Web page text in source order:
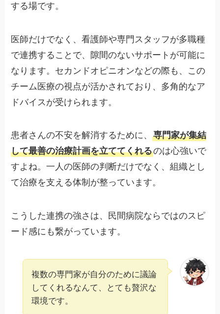
する場です。
医師だけでなく、看護師や専門スタッフが多職種
で連携することで、隙間のないサポートが可能に
なります。セカンドオピニオンなどの際も、この
チーム医療の視点が活かされており、多角的なア
ドバイスが受けられます。
患者さんの不安を解消するために、専門家が集結
して最善の治療計画を立ててくれるのは心強いで
すよね。一人の医師の判断だけでなく、組織とし
て治療を支える体制が整っています。
こうした連携の強さは、民間病院ならではのスピ
ード感にも繋がっています。
複数の専門家が自分のために議論
してくれるなんて、とても贅沢な
環境です。